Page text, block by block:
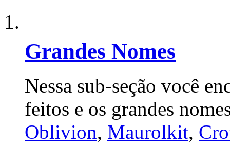
Grandes Nomes
Nessa sub-seção você
feitos e os grandes
Oblivion, Maurolkit,